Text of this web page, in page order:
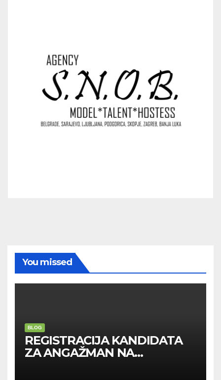
You missed
BLOG
REGISTRACIJA KANDIDATA
ZA ANGAŽMAN NA